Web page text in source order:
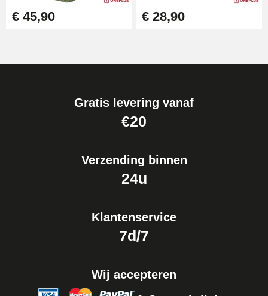
€ 45,90 € 28,90
Gratis levering vanaf
€20
Verzending binnen
24u
Klantenservice
7d/7
Wij accepteren